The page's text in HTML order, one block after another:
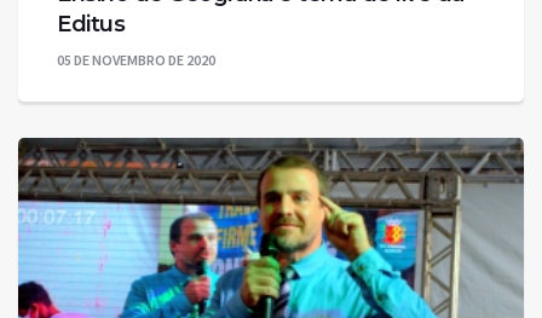
Editus
05 DE NOVEMBRO DE 2020